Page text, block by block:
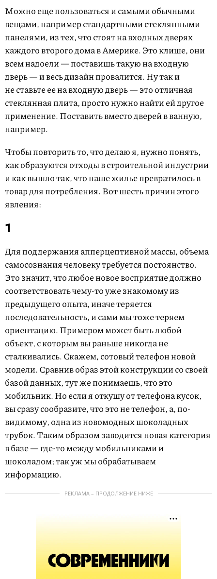
Можно еще пользоваться и самыми обычными
вещами, например стандартными стеклянными
панелями, из тех, что стоят на входных дверях
каждого второго дома в Америке. Это клише, они
всем надоели — поставишь такую на входную
дверь — и весь дизайн провалится. Ну так и
не ставьте ее на входную дверь — это отличная
стеклянная плита, просто нужно найти ей другое
применение. Поставить вместо дверей в ванную,
например.
Чтобы повторить то, что делаю я, нужно понять,
как образуются отходы в строительной индустрии
и как вышло так, что наше жилье превратилось в
товар для потребления. Вот шесть причин этого
явления:
1
Для поддержания апперцептивной массы, объема
самосознания человеку требуется постоянство.
Это значит, что любое новое восприятие должно
соответствовать чему-то уже знакомому из
предыдущего опыта, иначе теряется
последовательность, и сами мы тоже теряем
ориентацию. Примером может быть любой
объект, с которым вы раньше никогда не
сталкивались. Скажем, сотовый телефон новой
модели. Сравнив образ этой конструкции со своей
базой данных, тут же понимаешь, что это
мобильник. Но если я откушу от телефона кусок,
вы сразу сообразите, что это не телефон, а, по-
видимому, одна из новомодных шоколадных
трубок. Таким образом заводится новая категория
в базе — где-то между мобильниками и
шоколадом; так уж мы обрабатываем
информацию.
РЕКЛАМА – ПРОДОЛЖЕНИЕ НИЖЕ